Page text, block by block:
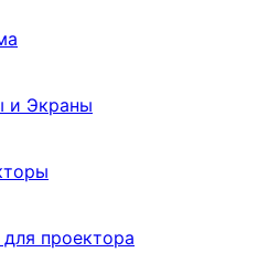
и Экраны
для проектора